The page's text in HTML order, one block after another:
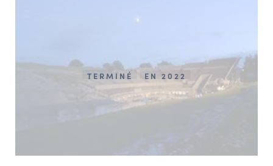
TERMINÉ EN 2022